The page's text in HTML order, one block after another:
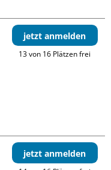
jetzt anmelden
13 von 16 Plätzen frei
jetzt anmelden